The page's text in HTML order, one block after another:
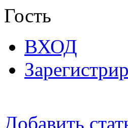
Гость
ВХОД
Добавить